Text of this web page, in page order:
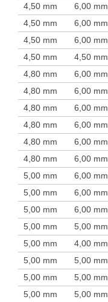
4,50 mm
6,00 mm
4,50 mm
6,00 mm
4,50 mm
6,00 mm
4,50 mm
4,50 mm
4,80 mm
6,00 mm
4,80 mm
6,00 mm
4,80 mm
6,00 mm
4,80 mm
6,00 mm
4,80 mm
6,00 mm
4,80 mm
6,00 mm
5,00 mm
6,00 mm
5,00 mm
6,00 mm
5,00 mm
6,00 mm
5,00 mm
5,00 mm
5,00 mm
4,00 mm
5,00 mm
5,00 mm
5,00 mm
5,00 mm
5,00 mm
5,00 mm